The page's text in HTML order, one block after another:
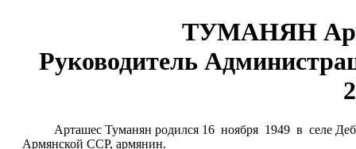
ТУМАНЯН
Руководитель
Арташес Туманян родился 16 ноября 1949 в селе
Армянской ССР, армянин.